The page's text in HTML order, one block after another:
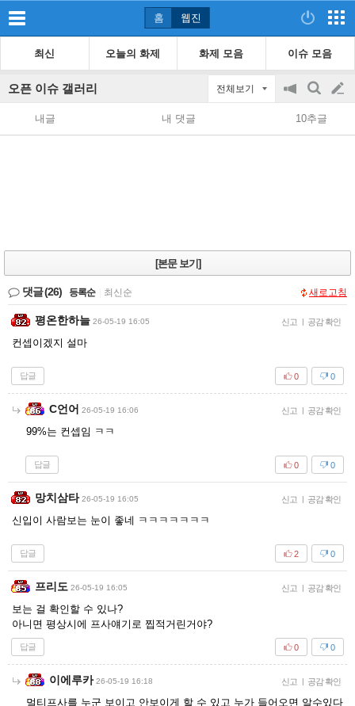
홈 웹진
최신 오늘의 화제 화제 모음 이슈 모음
오픈 이슈 갤러리 전체보기
공
지
on/off
검
색
글
쓰
내글 내 댓글 10추글
[본문 보기]
댓글(26) 등록순 최신순 새로고침
평온한하늘 26-05-19 16:05 신고 | 공감 확인
컨셉이겠지 설마
답글 0
0
C언어 26-05-19 16:06 신고 | 공감 확인
99%는 컨셉임 ㅋㅋ
답글 0
0
망치삼타 26-05-19 16:05 신고 | 공감 확인
신입이 사람보는 눈이 좋네 ㅋㅋㅋㅋㅋㅋㅋ
답글 0
2
프리도 26-05-19 16:05 신고 | 공감 확인
보는 걸 확인할 수 있나?
아니면 평상시에 프사얘기로 찝적거린거야?
답글 0
0
이에루카 26-05-19 16:18 신고 | 공감 확인
멀티프사를 누군 보이고 안보이게 할 수 있고 누가 들어오면 알수있다